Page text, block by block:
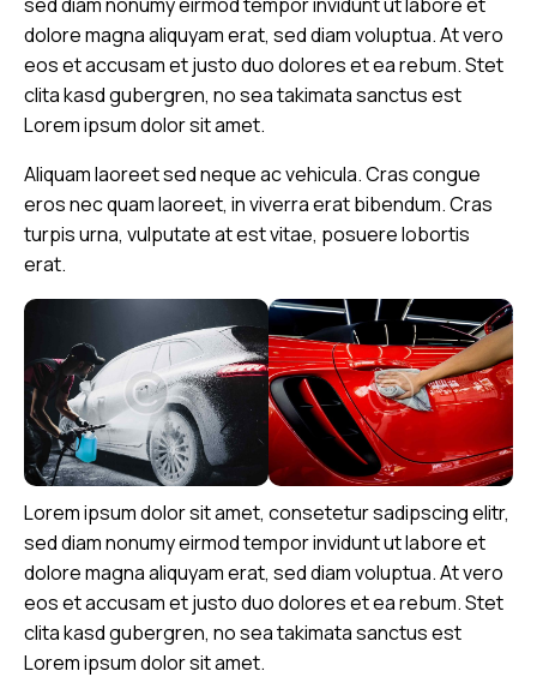
sed diam nonumy eirmod tempor invidunt ut labore et
dolore magna aliquyam erat, sed diam voluptua. At vero
eos et accusam et justo duo dolores et ea rebum. Stet
clita kasd gubergren, no sea takimata sanctus est
Lorem ipsum dolor sit amet.
Aliquam laoreet sed neque ac vehicula. Cras congue
eros nec quam laoreet, in viverra erat bibendum. Cras
turpis urna, vulputate at est vitae, posuere lobortis
erat.
Lorem ipsum dolor sit amet, consetetur sadipscing elitr,
sed diam nonumy eirmod tempor invidunt ut labore et
dolore magna aliquyam erat, sed diam voluptua. At vero
eos et accusam et justo duo dolores et ea rebum. Stet
clita kasd gubergren, no sea takimata sanctus est
Lorem ipsum dolor sit amet.